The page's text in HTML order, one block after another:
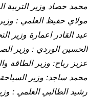
محمد حصاد وزير التربية
مولاي حفيظ العلمي : وزير
عبد القادر اعمارة وزير
الحسين الوردي : وزير
عزيز رباح: وزير الطاقة
محمد ساجد: وزير السياحة
رشيد الطالبي العلمي :